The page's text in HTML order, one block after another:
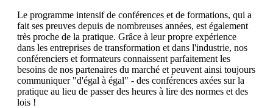
Le programme intensif de conférences et de formations, qui a
fait ses preuves depuis de nombreuses années, est également
très proche de la pratique. Grâce à leur propre expérience
dans les entreprises de transformation et dans l'industrie, nos
conférenciers et formateurs connaissent parfaitement les
besoins de nos partenaires du marché et peuvent ainsi toujours
communiquer "d'égal à égal" - des conférences axées sur la
pratique au lieu de passer des heures à lire des normes et des
lois !